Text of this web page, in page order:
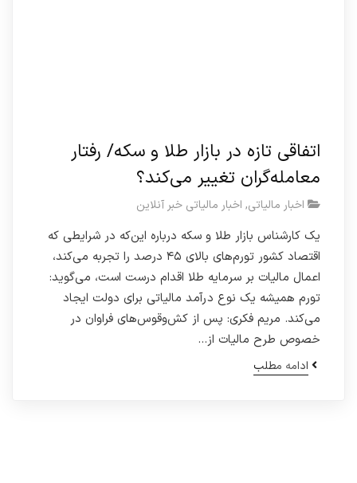
اتفاقی تازه در بازار طلا و سکه/ رفتار
معامله‌گران تغییر می‌کند؟
اخبار مالیاتی, اخبار مالیاتی خبر آنلاین
یک کارشناس بازار طلا و سکه درباره این‌که در شرایطی که
اقتصاد کشور تورم‌های بالای ۴۵ درصد را تجربه می‌کند،
اعمال مالیات بر سرمایه طلا اقدام درست است، می‌گوید:
تورم همیشه یک نوع درآمد مالیاتی برای دولت ایجاد
می‌کند. مریم فکری: پس از کش‌وقوس‌های فراوان در
خصوص طرح مالیات از…
ادامه مطلب